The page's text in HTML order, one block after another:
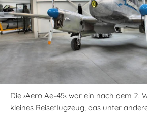
Die ›Aero Ae-45‹ war ein nach dem 2.
kleines Reiseflugzeug, das unter